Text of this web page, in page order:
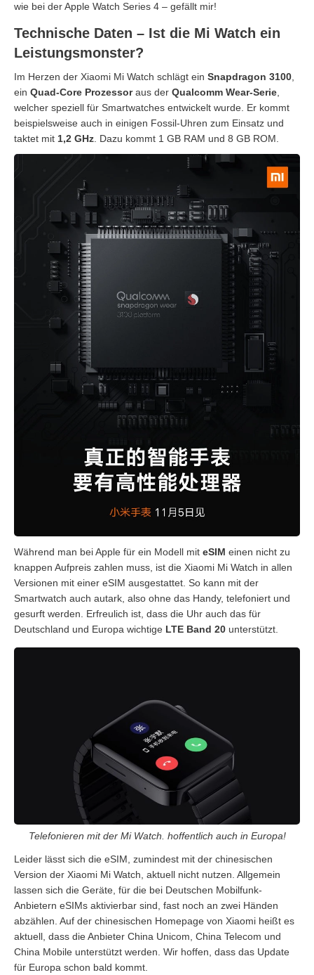
wie bei der Apple Watch Series 4 – gefällt mir!
Technische Daten – Ist die Mi Watch ein
Leistungsmonster?
Im Herzen der Xiaomi Mi Watch schlägt ein Snapdragon 3100
ein Quad-Core Prozessoraus der Qualcomm Wear-Serie
welcher speziell für Smartwatches entwickelt wurde. Er kommt
beispielsweise auch in einigen Fossil-Uhren zum Einsatz und
taktet mit 1,2 GHz . Dazu kommt 1 GB RAM und 8 GB ROM.
Während man bei Apple für ein Modell mit eSIM einen nicht zu
knappen Aufpreis zahlen muss, ist die Xiaomi Mi Watch in allen
Versionen mit einer eSIM ausgestattet. So kann mit der
Smartwatch auch autark, also ohne das Handy, telefoniert und
gesurft werden. Erfreulich ist, dass die Uhr auch das für
Deutschland und Europa wichtige LTE Band 20 unterstützt.
Telefonieren mit der Mi Watch. hoffentlich auch in Europa!
Leider lässt sich die eSIM, zumindest mit der chinesischen
Version der Xiaomi Mi Watch, aktuell nicht nutzen. Allgemein
lassen sich die Geräte, für die bei Deutschen Mobilfunk-
Anbietern eSIMs aktivierbar sind, fast noch an zwei Händen
abzählen. Auf der chinesischen Homepage von Xiaomi heißt es
aktuell, dass die Anbieter China Unicom, China Telecom und
China Mobile unterstützt werden. Wir hoffen, dass das Update
für Europa schon bald kommt.